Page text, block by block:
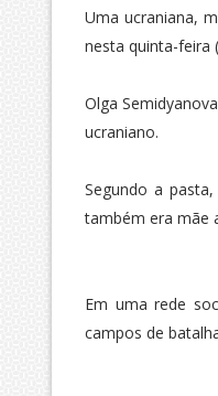
Uma ucraniana,
nesta quinta-feira
Olga
ucraniano.
Segundo a
também era mãe
Em uma rede
campos de